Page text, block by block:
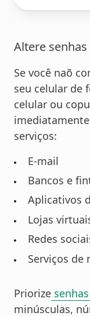
Altere
Se você naõ
seu celular de
celular ou
serviços:
E-mail
Bancos e
Aplicativos
Lojas
Redes
Serviços de
Priorize
minúsculas,